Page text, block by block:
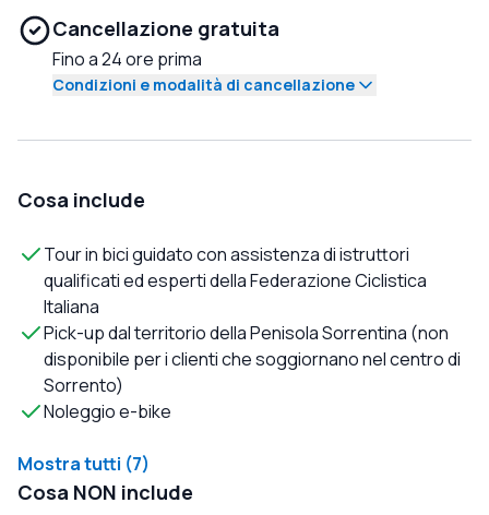
Cancellazione gratuita
Fino a 24 ore prima
Condizioni e modalità di cancellazione
Cosa include
Tour in bici guidato con assistenza di istruttori
qualificati ed esperti della Federazione Ciclistica
Italiana
Pick-up dal territorio della Penisola Sorrentina (non
disponibile per i clienti che soggiornano nel centro di
Sorrento)
Noleggio e-bike
Mostra tutti (7)
Cosa NON include